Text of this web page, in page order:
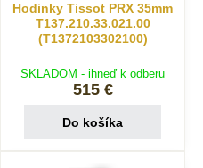
Hodinky Tissot PRX 35mm
T137.210.33.021.00
(T1372103302100)
SKLADOM - ihneď k odberu
515 €
Do košíka